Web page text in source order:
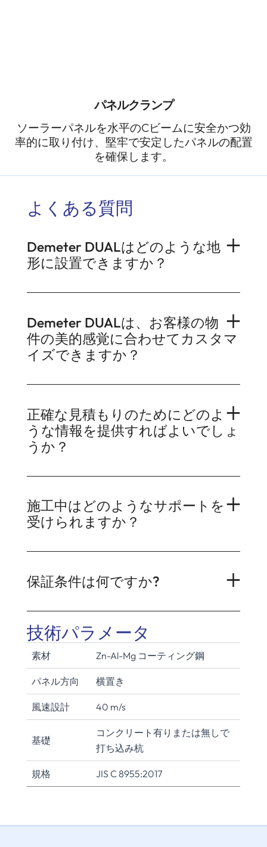
パネルクランプ
ソーラーパネルを水平のCビームに安全かつ効
率的に取り付け、堅牢で安定したパネルの配置
を確保します。
よくある質問
Demeter DUALはどのような地
形に設置できますか？
Demeter DUALは、お客様の物
件の美的感覚に合わせてカスタマ
イズできますか？
正確な見積もりのためにどのよ
うな情報を提供すればよいでしょ
うか？
施工中はどのようなサポートを
受けられますか？
保証条件は何ですか?
技術パラメータ
素材 Zn-Al-Mg コーティング鋼
パネル方向 横置き
風速設計 40 m/s
基礎
コンクリート有りまたは無しで
打ち込み杭
規格 JIS C 8955:2017